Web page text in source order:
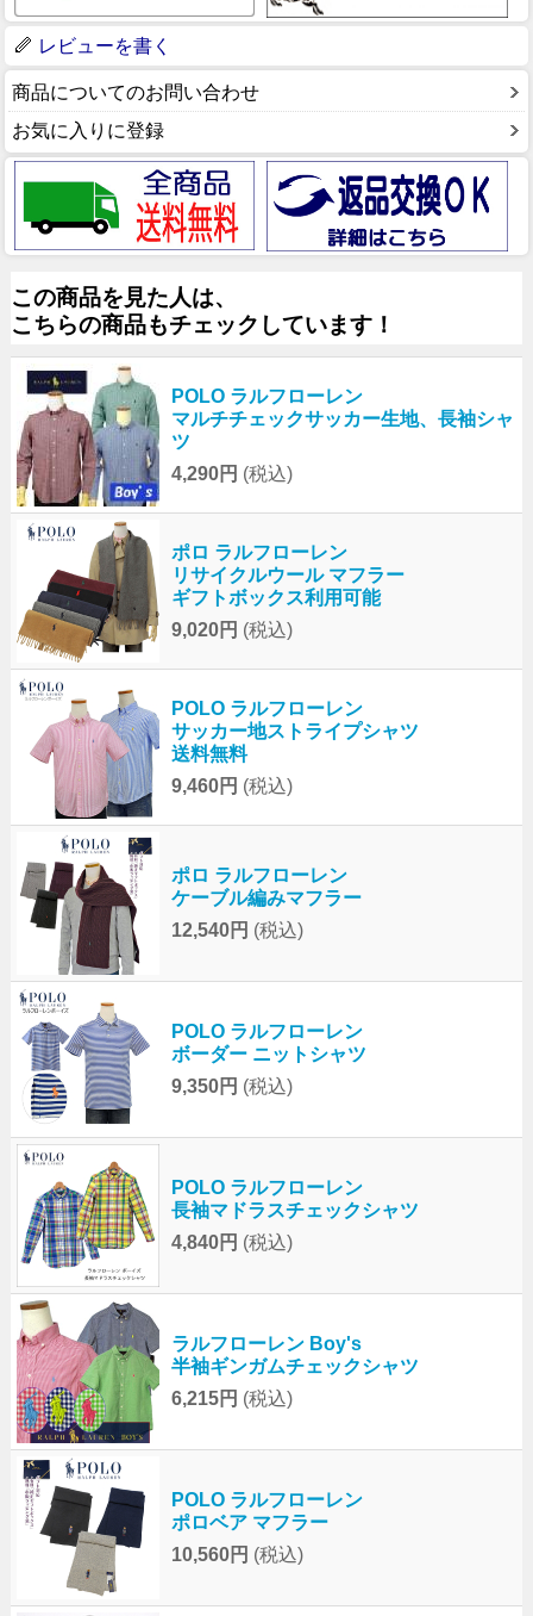
レビューを書く
商品についてのお問い合わせ
お気に入りに登録
この商品を見た人は、
こちらの商品もチェックしています！
POLO ラルフローレン
マルチチェックサッカー生地、長袖シャ
ツ
4,290円 (税込)
ポロ ラルフローレン
リサイクルウール マフラー
ギフトボックス利用可能
9,020円 (税込)
POLO ラルフローレン
サッカー地ストライプシャツ
送料無料
9,460円 (税込)
ポロ ラルフローレン
ケーブル編みマフラー
12,540円 (税込)
POLO ラルフローレン
ボーダー ニットシャツ
9,350円 (税込)
POLO ラルフローレン
長袖マドラスチェックシャツ
4,840円 (税込)
ラルフローレン Boy's
半袖ギンガムチェックシャツ
6,215円 (税込)
POLO ラルフローレン
ポロベア マフラー
10,560円 (税込)